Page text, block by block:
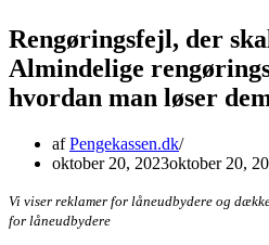
Rengøringsfejl, der
Almindelige
hvordan man løser
afPengekassen.dk
oktober 20, 2023oktober 20,
Vi viser reklamer for låneudbydere og
for låneudbydere